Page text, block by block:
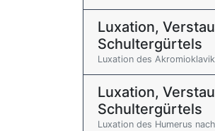
Luxation,
Schultergürtels
Luxation des
Luxation,
Schultergürtels
Luxation des Humerus